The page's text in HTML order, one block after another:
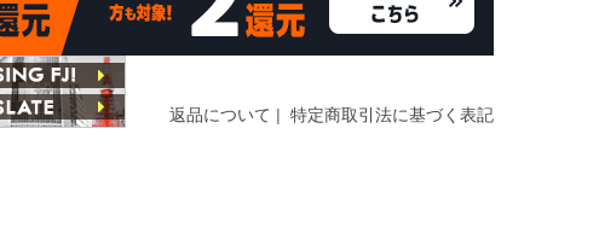
返品について | 特定商取引法に基づく表記